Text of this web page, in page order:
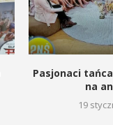
Pasjonaci
na
19